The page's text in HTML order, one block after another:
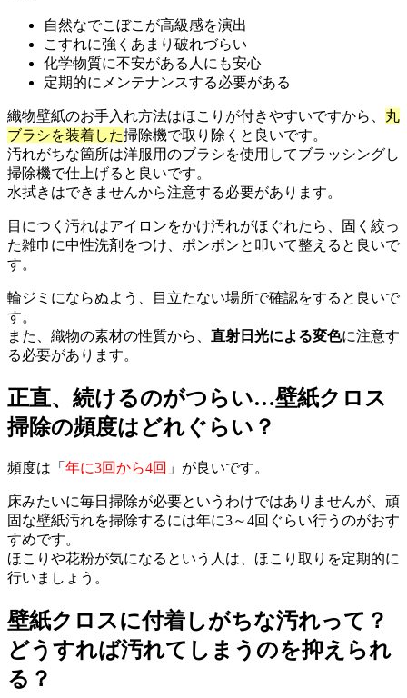
自然なでこぼこが高級感を演出
こすれに強くあまり破れづらい
化学物質に不安がある人にも安心
定期的にメンテナンスする必要がある
織物壁紙のお手入れ方法はほこりが付きやすいですから、 丸
ブラシを装着した掃除機で取り除くと良いです。
汚れがちな箇所は洋服用のブラシを使用してブラッシングし
掃除機で仕上げると良いです。
水拭きはできませんから注意する必要があります。
目につく汚れはアイロンをかけ汚れがほぐれたら、固く絞っ
た雑巾に中性洗剤をつけ、ポンポンと叩いて整えると良いで
す。
輪ジミにならぬよう、目立たない場所で確認をすると良いで
す。
また、織物の素材の性質から、 直射日光による変色に注意す
る必要があります。
正直、続けるのがつらい…壁紙クロス
掃除の頻度はどれぐらい？
頻度は「 年に3回から4回 」が良いです。
床みたいに毎日掃除が必要というわけではありませんが、頑
固な壁紙汚れを掃除するには年に3～4回ぐらい行うのがおす
すめです。
ほこりや花粉が気になるという人は、ほこり取りを定期的に
行いましょう。
壁紙クロスに付着しがちな汚れって？
どうすれば汚れてしまうのを抑えられ
る？